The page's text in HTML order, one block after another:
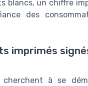
blancs, un chiffre
des
imprimés
à se